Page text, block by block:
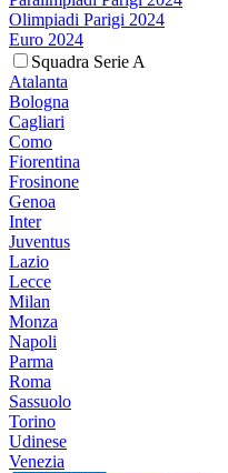
Olimpiadi Parigi 2024
Euro 2024
Squadra Serie A
Atalanta
Bologna
Cagliari
Como
Fiorentina
Frosinone
Genoa
Inter
Juventus
Lazio
Lecce
Milan
Monza
Napoli
Parma
Roma
Sassuolo
Torino
Udinese
Venezia